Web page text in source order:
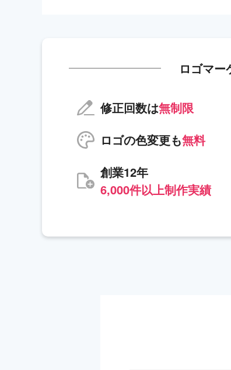
ロゴマー
修正回数は無制限
ロゴの色変更も無料
創業12年
6,000件以上制作実績